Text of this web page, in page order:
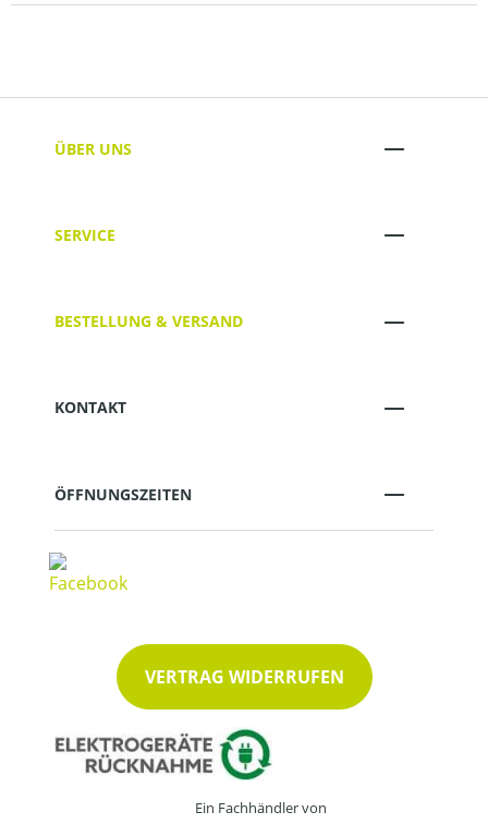
ÜBER UNS
SERVICE
BESTELLUNG & VERSAND
KONTAKT
ÖFFNUNGSZEITEN
VERTRAG WIDERRUFEN
Ein Fachhändler von